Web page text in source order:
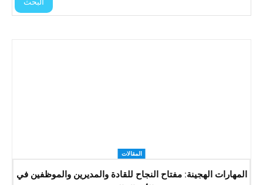
المقالات
المهارات الهجينة: مفتاح النجاح للقادة والمديرين والموظفين في